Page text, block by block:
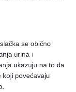
se obično
urina i
ukazuju na to da
koji povećavaju